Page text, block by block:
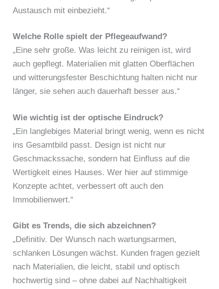
Austausch mit einbezieht.“
Welche Rolle spielt der Pflegeaufwand?
„Eine sehr große. Was leicht zu reinigen ist, wird
auch gepflegt. Materialien mit glatten Oberflächen
und witterungsfester Beschichtung halten nicht nur
länger, sie sehen auch dauerhaft besser aus.“
Wie wichtig ist der optische Eindruck?
„Ein langlebiges Material bringt wenig, wenn es nicht
ins Gesamtbild passt. Design ist nicht nur
Geschmackssache, sondern hat Einfluss auf die
Wertigkeit eines Hauses. Wer hier auf stimmige
Konzepte achtet, verbessert oft auch den
Immobilienwert.“
Gibt es Trends, die sich abzeichnen?
„Definitiv. Der Wunsch nach wartungsarmen,
schlanken Lösungen wächst. Kunden fragen gezielt
nach Materialien, die leicht, stabil und optisch
hochwertig sind – ohne dabei auf Nachhaltigkeit